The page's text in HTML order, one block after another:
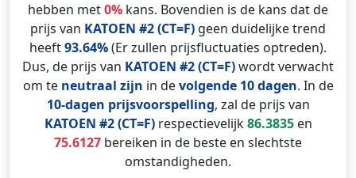
hebben met0% kans. Bovendien is de kans dat de
prijs van KATOEN #2 (CT=F) geen duidelijke trend
heeft93.64%(Er zullen prijsfluctuaties optreden).
Dus, de prijs van KATOEN #2 (CT=F)wordt verwacht
om te neutraal zijn in devolgende 10 dagen. In de
10-dagen prijsvoorspelling, zal de prijs van
KATOEN #2 (CT=F)respectievelijk86.3835en
75.6127 bereiken in de beste en slechtste
omstandigheden.